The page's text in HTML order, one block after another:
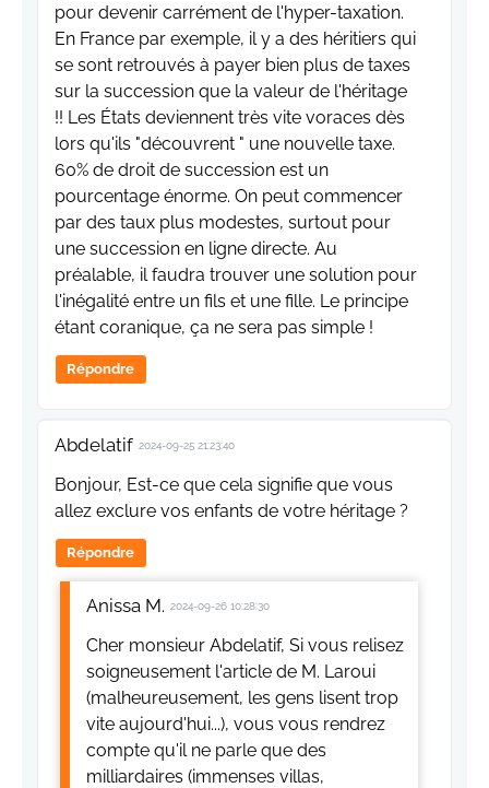
pour devenir carrément de l'hyper-taxation.
En France par exemple, il y a des héritiers qui
se sont retrouvés à payer bien plus de taxes
sur la succession que la valeur de l'héritage
!! Les États deviennent très vite voraces dès
lors qu'ils "découvrent " une nouvelle taxe.
60% de droit de succession est un
pourcentage énorme. On peut commencer
par des taux plus modestes, surtout pour
une succession en ligne directe. Au
préalable, il faudra trouver une solution pour
l'inégalité entre un fils et une fille. Le principe
étant coranique, ça ne sera pas simple !
Répondre
Abdelatif 2024-09-25 21:23:40
Bonjour, Est-ce que cela signifie que vous
allez exclure vos enfants de votre héritage ?
Répondre
Anissa M. 2024-09-26 10:28:30
Cher monsieur Abdelatif, Si vous relisez
soigneusement l'article de M. Laroui
(malheureusement, les gens lisent trop
vite aujourd'hui...), vous vous rendrez
compte qu'il ne parle que des
milliardaires (immenses villas,